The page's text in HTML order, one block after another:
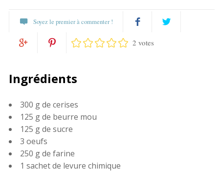
Soyez le premier à commenter !
Partagez
sur
Google+
it
2 votes
Ingrédients
300 g de cerises
125 g de beurre mou
125 g de sucre
3 oeufs
250 g de farine
1 sachet de levure chimique